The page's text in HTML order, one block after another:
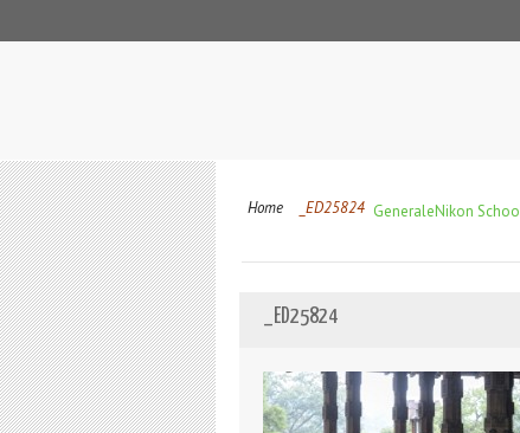
Home GeneraleNikon
_ED25824
_ED25824